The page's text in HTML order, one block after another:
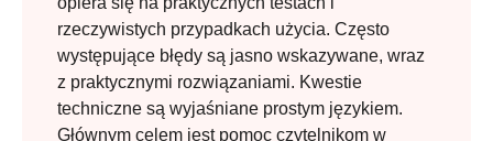
rzeczywistych przypadkach użycia. Często
występujące błędy są jasno wskazywane, wraz
z praktycznymi rozwiązaniami. Kwestie
techniczne są wyjaśniane prostym językiem.
Głównym celem jest pomoc czytelnikom w